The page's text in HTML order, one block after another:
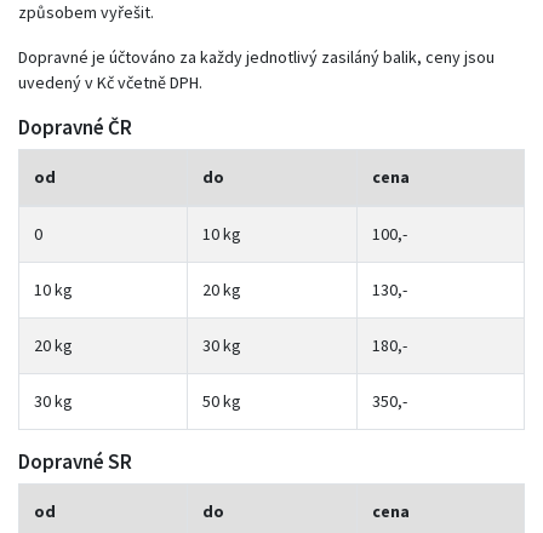
způsobem vyřešit.
Dopravné je účtováno za každy jednotlivý zasiláný balik, ceny jsou
uvedený v Kč včetně DPH.
Dopravné ČR
od do cena
0 10 kg 100,-
10 kg 20 kg 130,-
20 kg 30 kg 180,-
30 kg 50 kg 350,-
Dopravné SR
od do cena